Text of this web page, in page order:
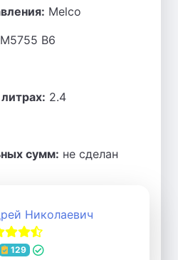
Melco
B6
2.4
сумм: не сделан
Николаевич
129